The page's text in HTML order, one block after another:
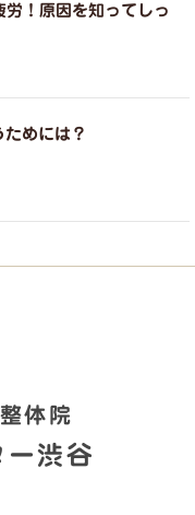
！原因を知ってしっ
めには？
体院
渋谷